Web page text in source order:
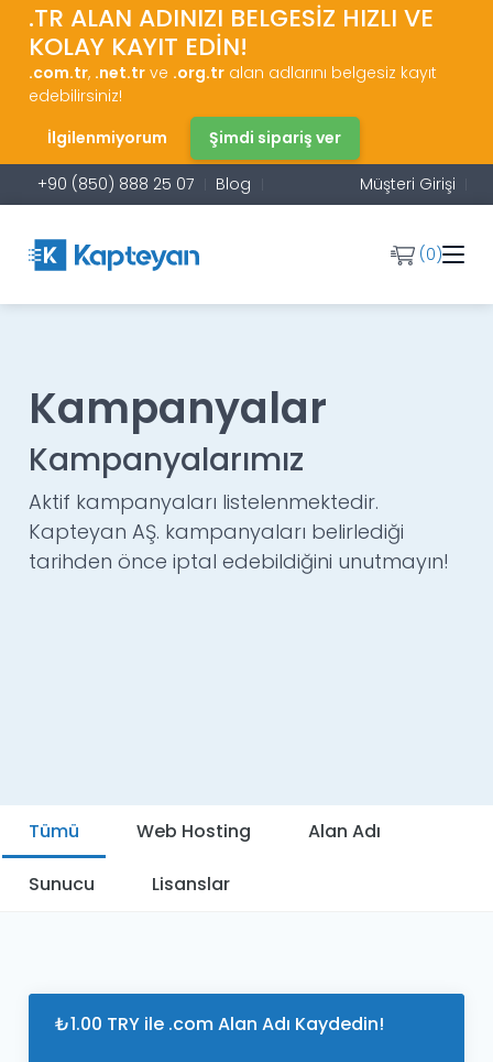
.TR ALAN ADINIZI BELGESİZ HIZLI VE
KOLAY KAYIT EDİN!
.com.tr, .net.tr ve .org.tr alan adlarını belgesiz kayıt
edebilirsiniz!
İlgilenmiyorum
Şimdi sipariş ver
+90 (850) 888 25 07 Blog Müşteri Girişi
(0)
Kampanyalar
Kampanyalarımız
Aktif kampanyaları listelenmektedir.
Kapteyan AŞ. kampanyaları belirlediği
tarihden önce iptal edebildiğini unutmayın!
Tümü Web Hosting Alan Adı
Sunucu Lisanslar
₺1.00 TRY ile .com Alan Adı Kaydedin!